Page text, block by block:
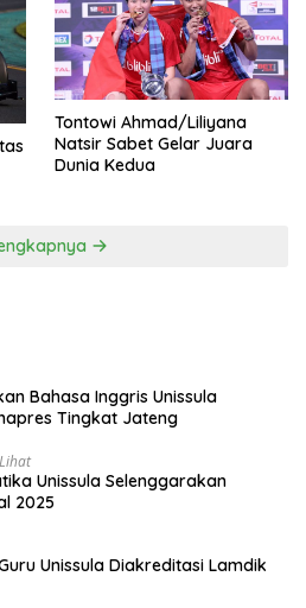
Tontowi Ahmad/Liliyana
Natsir Sabet Gelar Juara
Dunia Kedua
Bahasa Inggris Unissula
Tingkat Jateng
Unissula Selenggarakan
2025
Unissula Diakreditasi Lamdik